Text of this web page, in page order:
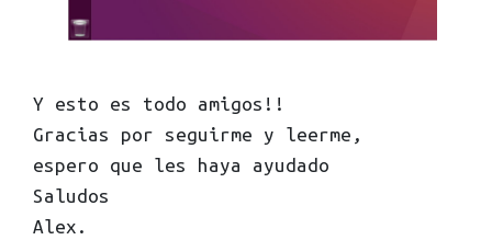
Y esto es todo amigos!!
Gracias por seguirme y leerme,
espero que les haya ayudado
Saludos
Alex.